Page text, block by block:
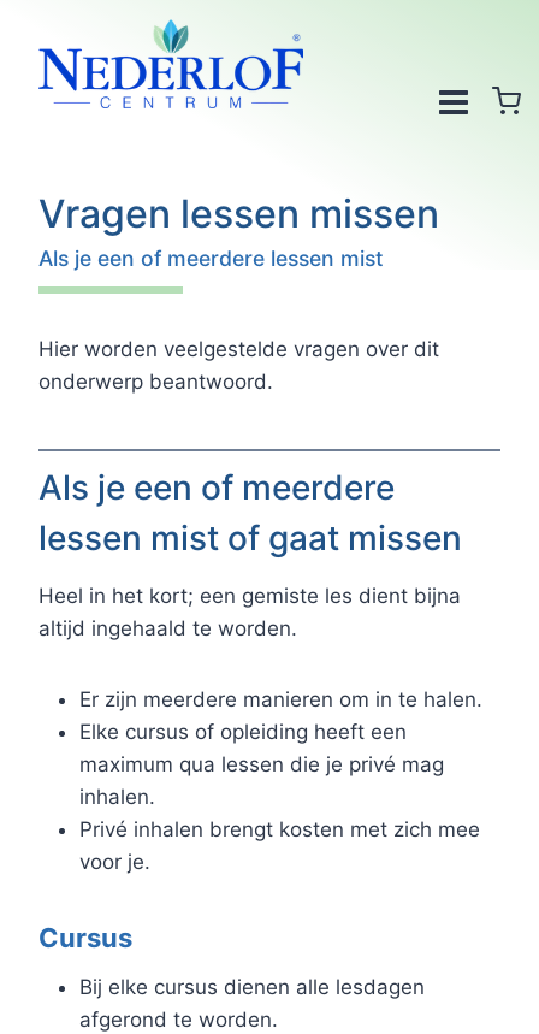
naar
inhoud
Vragen lessen missen
Als je een of meerdere lessen mist
Hier worden veelgestelde vragen over dit
onderwerp beantwoord.
Als je een of meerdere
lessen mist of gaat missen
Heel in het kort; een gemiste les dient bijna
altijd ingehaald te worden.
Er zijn meerdere manieren om in te halen.
Elke cursus of opleiding heeft een
maximum qua lessen die je privé mag
inhalen.
Privé inhalen brengt kosten met zich mee
voor je.
Cursus
Bij elke cursus dienen alle lesdagen
afgerond te worden.